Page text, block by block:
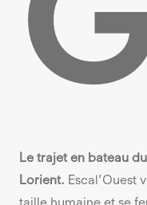
Le trajet en bateau
Lorient. Escal’Ouest